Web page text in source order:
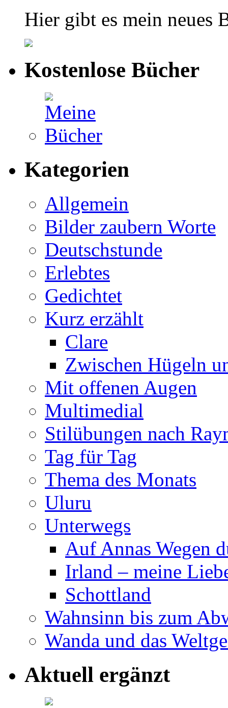
Hier gibt es mein neues
Kostenlose Bücher
Kategorien
Allgemein
Bilder zaubern Worte
Deutschstunde
Erlebtes
Gedichtet
Kurz erzählt
Clare
Zwischen Hügeln
Mit offenen Augen
Multimedial
Stilübungen nach
Tag für Tag
Thema des Monats
Uluru
Unterwegs
Auf Annas Wegen
Irland – meine
Schottland
Wahnsinn bis zum
Wanda und das
Aktuell ergänzt